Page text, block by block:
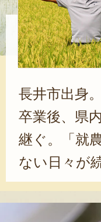
長井市出身
卒業後、県
継ぐ。「就
ない日々が
やってきた
2020年頃に